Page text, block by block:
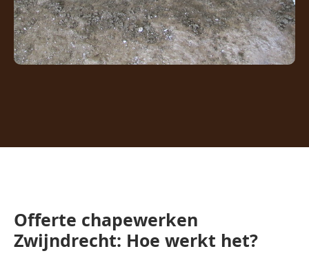
Offerte chapewerken
Zwijndrecht: Hoe werkt het?